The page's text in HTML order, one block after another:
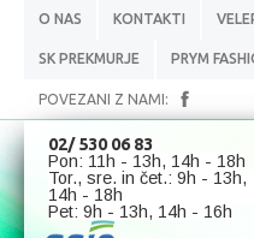
O NAS KONTAKTI
SK PREKMURJE PRYM
POVEZANI Z NAMI:
02/ 530 06 83
Pon: 11h - 13h, 14h - 18h
Tor., sre. in čet.: 9h - 13h,
14h - 18h
Pet: 9h - 13h, 14h - 16h